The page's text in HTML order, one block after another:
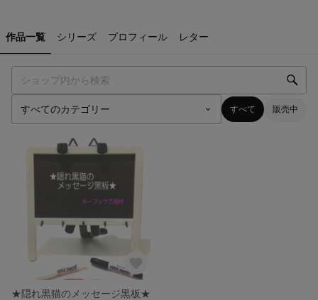
作品一覧 シリーズ プロフィール レター
すべて 販売中
★隠れ黒猫のメッセージ黒板★